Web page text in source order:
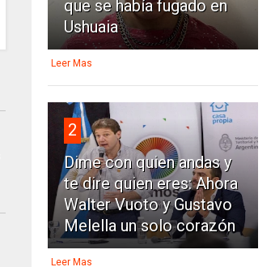
que se había fugado en
Ushuaia
Leer Mas
2
Dime con quien andas y
te dire quien eres: Ahora
Walter Vuoto y Gustavo
Melella un solo corazón
Leer Mas